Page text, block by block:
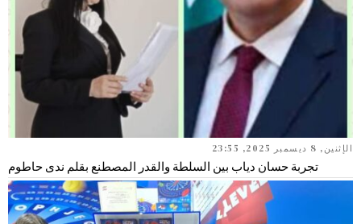
الإثنين, 8 ديسمبر 2025, 23:55
تجربة حسان دياب بين السلطة والقدر المصطنع بقلم ندى حاطوم